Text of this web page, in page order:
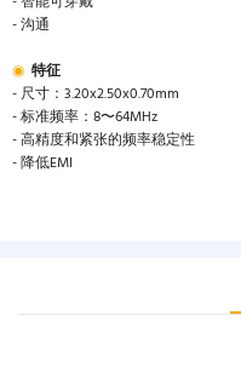
- 沟通
◉ 特征
- 尺寸：3.20x2.50x0.70mm
- 标准频率：8〜64MHz
- 高精度和紧张的频率稳定性
- 降低EMI